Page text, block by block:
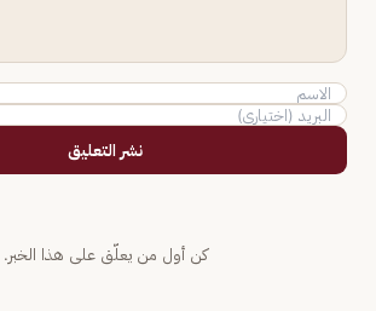
نشر التعليق
كن أول من يعلّق على هذا الخبر.